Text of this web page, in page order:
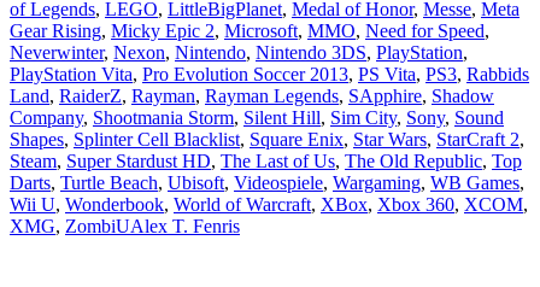
of Legends, LEGO, LittleBigPlanet, Medal of Honor, Messe, Meta
Gear Rising, Micky Epic 2, Microsoft, MMO, Need for Speed,
Neverwinter, Nexon, Nintendo, Nintendo 3DS, PlayStation,
PlayStation Vita, Pro Evolution Soccer 2013, PS Vita, PS3, Rabbids
Land, RaiderZ, Rayman, Rayman Legends, SApphire, Shadow
Company, Shootmania Storm, Silent Hill, Sim City, Sony, Sound
Shapes, Splinter Cell Blacklist, Square Enix, Star Wars, StarCraft 2,
Steam, Super Stardust HD, The Last of Us, The Old Republic, Top
Darts, Turtle Beach, Ubisoft, Videospiele, Wargaming, WB Games,
Wii U, Wonderbook, World of Warcraft, XBox, Xbox 360, XCOM,
XMG, ZombiUAlex T. Fenris